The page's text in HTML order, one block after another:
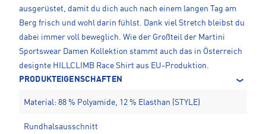
ausgerüstet, damit du dich auch nach einem langen Tag am
Berg frisch und wohl darin fühlst. Dank viel Stretch bleibst du
dabei immer voll beweglich. Wie der Großteil der Martini
Sportswear Damen Kollektion stammt auch das in Österreich
designte HILLCLIMB Race Shirt aus EU-Produktion.
PRODUKTEIGENSCHAFTEN
Material: 88 % Polyamide, 12 % Elasthan (STYLE)
Rundhalsausschnitt